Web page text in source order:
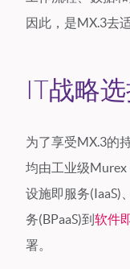
因此，是MX.3去
IT战略
为了享受MX.3的
均由工业级Murex
设施即服务(IaaS)
务(BPaaS)到软件
署。